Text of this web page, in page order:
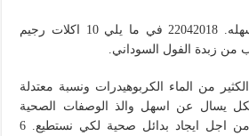
1 اكلات للرجيم تشبع وسهله. 22042018 في ما يلي 10 اكلات رجيم
من زبدة الفول السوداني.
من الماء الكربوهيدرات ونسبة معتدلة
يسال عن اسهل والذ الوصفات الصحية
سواء للكبار او للاطفال من اجل ايجاد بدائل صحية لكي نستطيع. 6